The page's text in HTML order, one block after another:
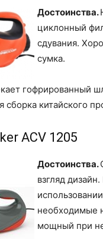
Достоинства.
циклонный
сдувания.
сумка.
гофрированный
сборка китайского
ACV 1205
Достоинства.
взгляд
необходимые
мощный при